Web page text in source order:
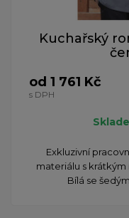
Kuchařský
od 1 761 Kč
s DPH
Exkluzivní
materiálu s
Bílá se